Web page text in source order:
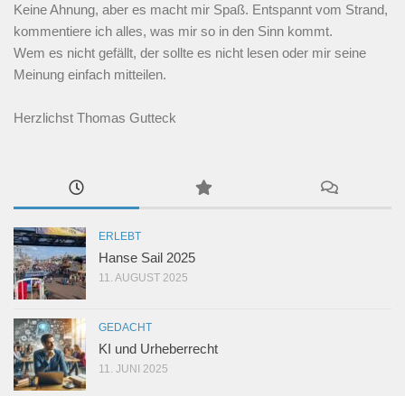
Keine Ahnung, aber es macht mir Spaß. Entspannt vom Strand,
kommentiere ich alles, was mir so in den Sinn kommt.
Wem es nicht gefällt, der sollte es nicht lesen oder mir seine
Meinung einfach mitteilen.
Herzlichst Thomas Gutteck
ERLEBT
Hanse Sail 2025
11. AUGUST 2025
GEDACHT
KI und Urheberrecht
11. JUNI 2025